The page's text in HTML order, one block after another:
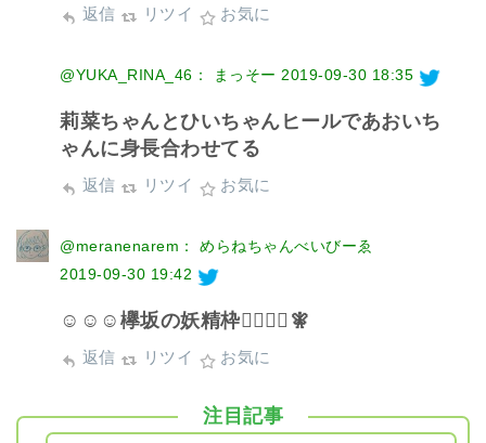
返信 リツイ お気に
@YUKA_RINA_46： まっそー 2019-09-30 18:35
莉菜ちゃんとひいちゃんヒールであおいち
ゃんに身長合わせてる
返信 リツイ お気に
@meranenarem： めらねちゃんべいびーゑ
2019-09-30 19:42
☺️☺️☺️欅坂の妖精枠🧚‍♀️🧚‍♀️🧚‍
返信 リツイ お気に
注目記事